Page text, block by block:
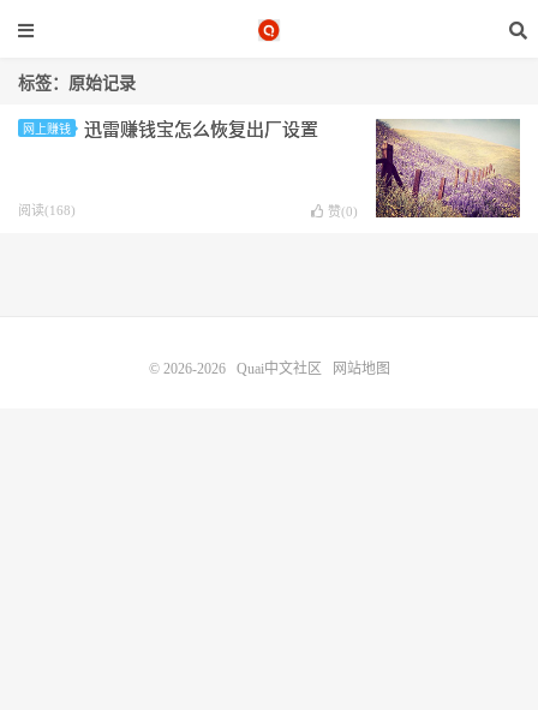
标签：原始记录
网上赚钱 迅雷赚钱宝怎么恢复出厂设置
阅读(168) 赞(0)
© 2026-2026 Quai中文社区 网站地图